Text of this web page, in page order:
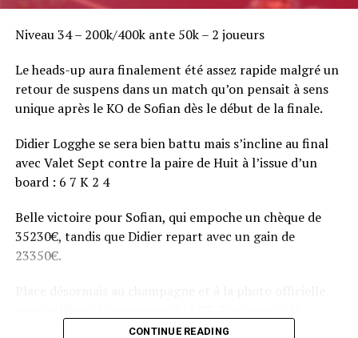
Niveau 34 – 200k/400k ante 50k – 2 joueurs
Le heads-up aura finalement été assez rapide malgré un
retour de suspens dans un match qu’on pensait à sens
unique après le KO de Sofian dès le début de la finale.
Didier Logghe se sera bien battu mais s’incline au final
avec Valet Sept contre la paire de Huit à l’issue d’un
board : 6 7 K 2 4
Belle victoire pour Sofian, qui empoche un chèque de
35230€, tandis que Didier repart avec un gain de
23350€.
CONTINUE READING